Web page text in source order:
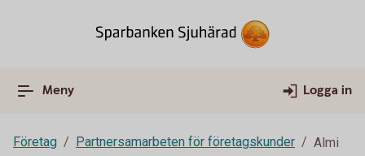
Meny Logga in
Företag Partnersamarbeten för företagskunder Almi